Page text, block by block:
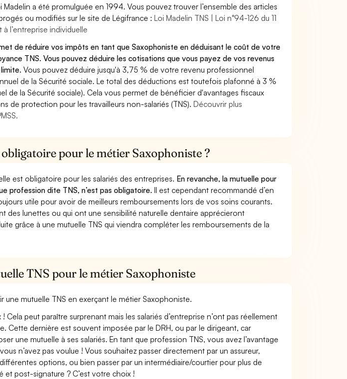
a été promulguée en 1994. Vous pouvez trouver l’ensemble des articles
ou modifiés sur le site de Légifrance :Loi Madelin TNS | Loi n°94-126 du 11
l’entreprise individuelle
de réduire vos impôts en tant que Saxophoniste en déduisant le coût de votre
TNS. Vous pouvez déduire les cotisations que vous payez de vos revenus
limite.Vous pouvez déduire jusqu'à 3,75 % de votre revenu professionnel
de la Sécurité sociale. Le total des déductions est toutefois plafonné à 3 %
de la Sécurité sociale). Cela vous permet de bénéficier d'avantages fiscaux
de protection pour les travailleurs non-salariés (TNS).Découvrir plus
pour le métier Saxophoniste ?
est obligatoire pour les salariés des entreprises. En revanche, la mutuelle pour
profession dite TNS, n’est pas obligatoire.Il est cependant recommandé d’en
utile pour avoir de meilleurs remboursements lors de vos soins courants.
des lunettes ou qui ont une sensibilité naturelle dentaire apprécieront
grâce à une mutuelle TNS qui viendra compléter les remboursements de la
TNS pour le métier Saxophoniste
une mutuelle TNS en exerçant le métier Saxophoniste.
Cela peut paraître surprenant mais les salariés d’entreprise n’ont pas réellement
Cette dernière est souvent imposée par le DRH, ou par le dirigeant, car
une mutuelle à ses salariés. En tant que profession TNS, vous avez l’avantage
n’avez pas voulue ! Vous souhaitez passer directement par un assureur,
options, ou bien passer par un intermédiaire/courtier pour plus de
et post-signature ? C’est votre choix !